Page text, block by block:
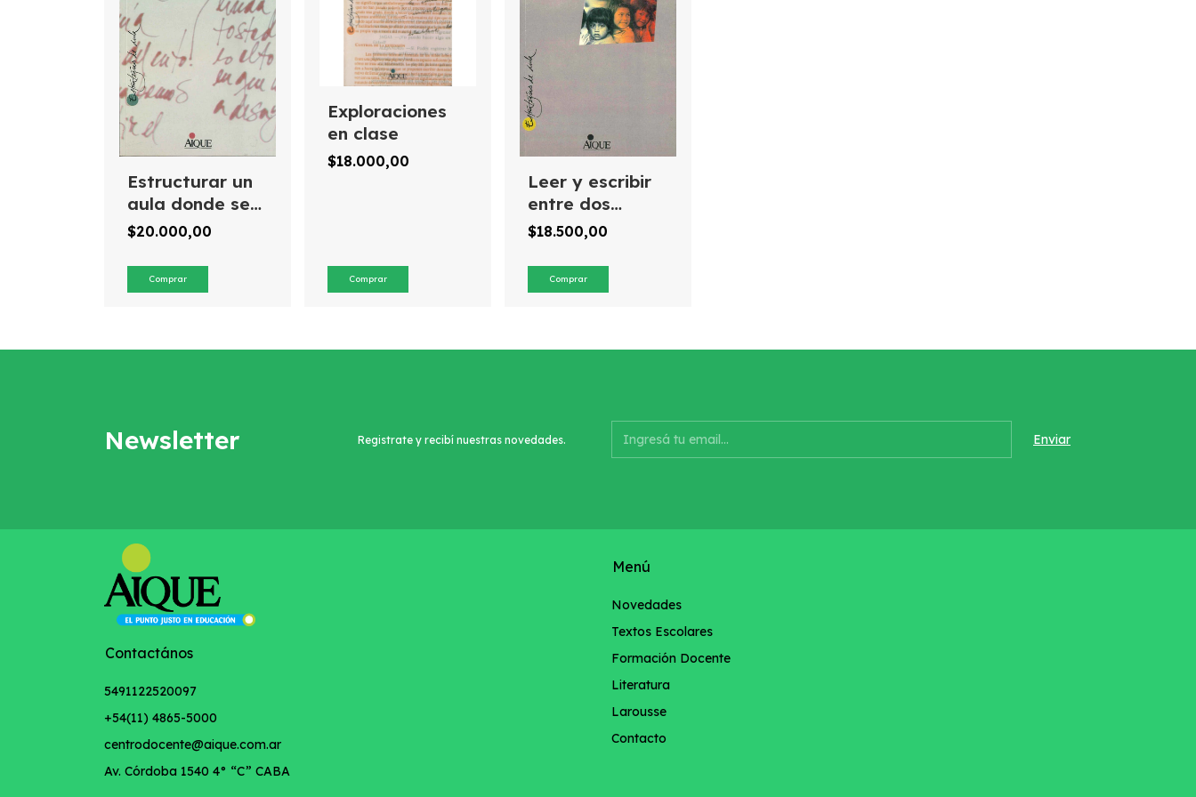
Estructurar un
aula donde se
lea y se escriba
$20.000,00
Exploraciones
en clase
$18.000,00
Leer y escribir
entre dos
culturas
$18.500,00
Newsletter Registrate y recibí nuestras novedades.
Contactános
5491122520097
+54(11) 4865-5000
centrodocente@aique.com.ar
Av. Córdoba 1540 4° “C” CABA
Menú
Novedades
Textos Escolares
Formación Docente
Literatura
Larousse
Contacto